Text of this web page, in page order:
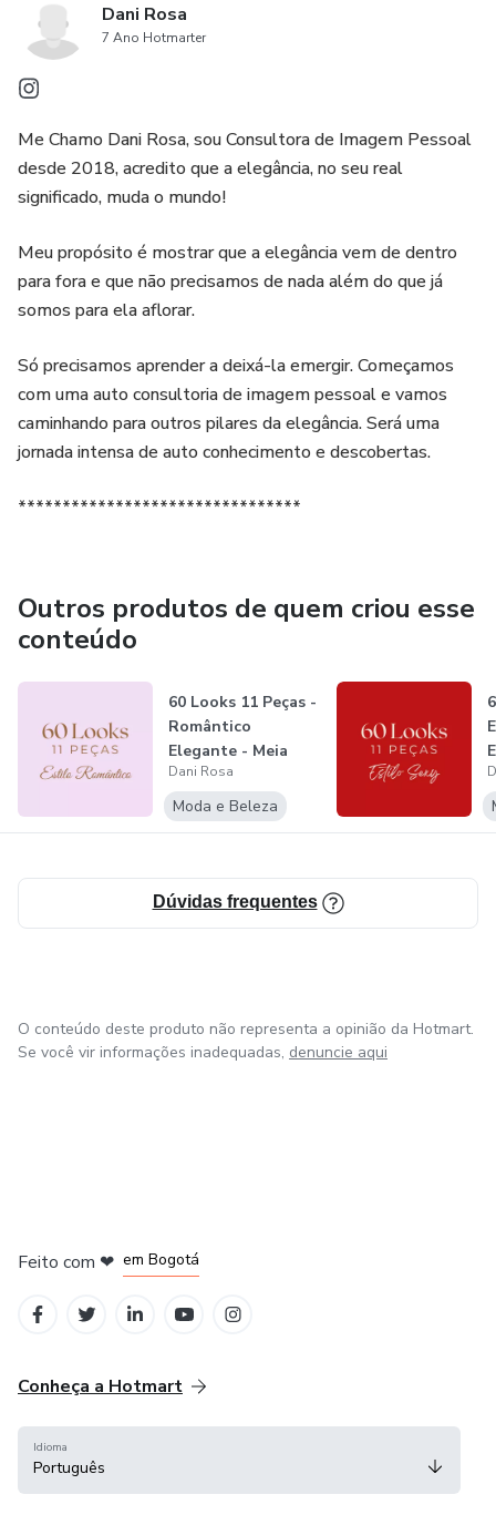
Dani Rosa
7 Ano Hotmarter
Me Chamo Dani Rosa, sou Consultora de Imagem Pessoal
desde 2018, acredito que a elegância, no seu real
significado, muda o mundo!
Meu propósito é mostrar que a elegância vem de dentro
para fora e que não precisamos de nada além do que já
somos para ela aflorar.
Só precisamos aprender a deixá-la emergir. Começamos
com uma auto consultoria de imagem pessoal e vamos
caminhando para outros pilares da elegância. Será uma
jornada intensa de auto conhecimento e descobertas.
********************************
Outros produtos de quem criou esse
conteúdo
60 Looks 11 Peças -
Romântico
Elegante - Meia
Estação/Invern...
Dani Rosa
Moda e Beleza
Dúvidas frequentes
O conteúdo deste produto não representa a opinião da Hotmart.
Se você vir informações inadequadas, denuncie aqui
Feito com ❤ em Bogotá
Conheça a Hotmart
Idioma
Português